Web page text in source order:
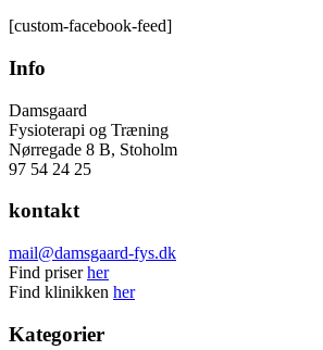
[custom-facebook-feed]
Info
Damsgaard
Fysioterapi og Træning
Nørregade 8 B, Stoholm
97 54 24 25
kontakt
mail@damsgaard-fys.dk
Find priserher
Find klinikken her
Kategorier